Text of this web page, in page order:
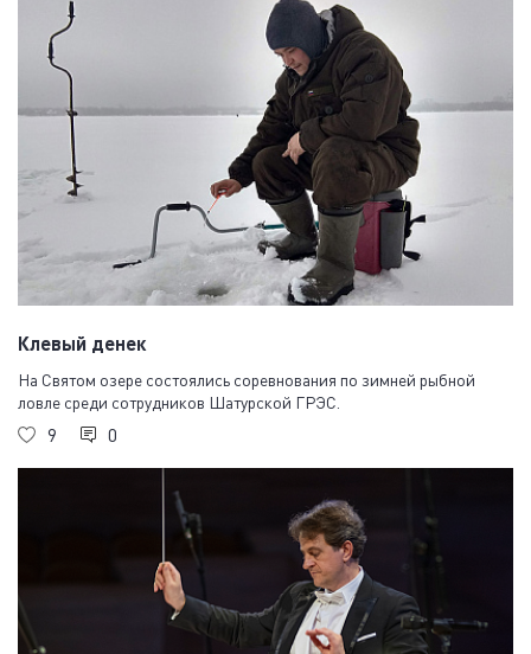
Клевый денек
На Святом озере состоялись соревнования по зимней рыбной
ловле среди сотрудников Шатурской ГРЭС.
9 0